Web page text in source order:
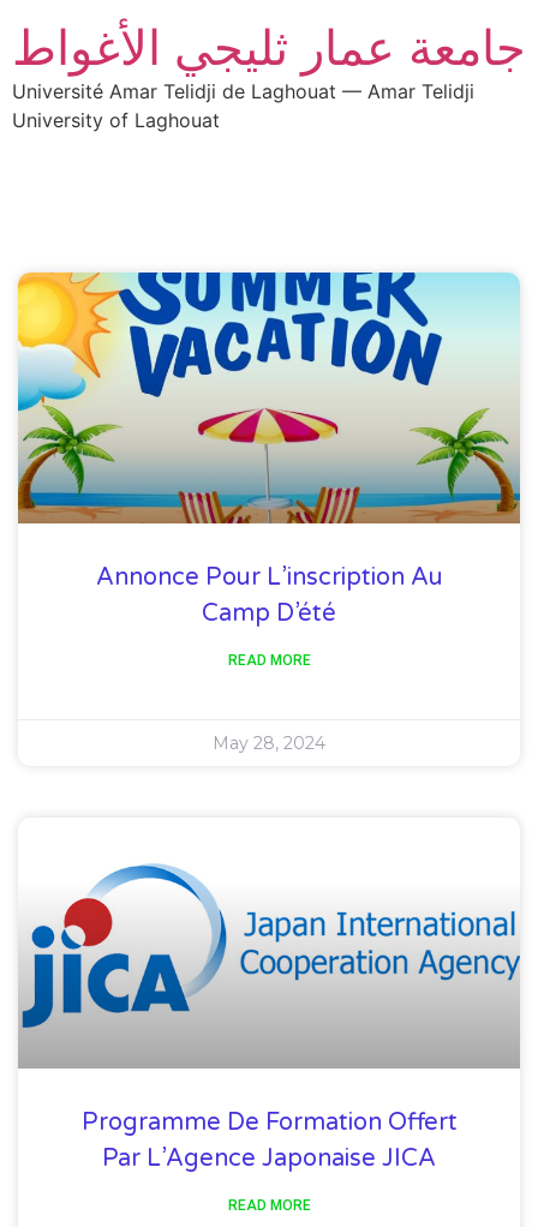
جامعة عمار ثليجي الأغواط
Université Amar Telidji de Laghouat — Amar Telidji
University of Laghouat
Annonce Pour L’inscription Au
Camp D’été
READ MORE
May 28, 2024
Programme De Formation Offert
Par L’Agence Japonaise JICA
READ MORE